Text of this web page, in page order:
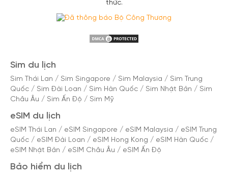
thức.
Sim du lịch
Sim Thái Lan / Sim Singapore / Sim Malaysia / Sim Trung
Quốc / Sim Đài Loan / Sim Hàn Quốc / Sim Nhật Bản / Sim
Châu Âu / Sim Ấn Độ / Sim Mỹ
eSIM du lịch
eSIM Thái Lan / eSIM Singapore / eSIM Malaysia / eSIM Trung
Quốc / eSIM Đài Loan / eSIM Hong Kong / eSIM Hàn Quốc /
eSIM Nhật Bản / eSIM Châu Âu / eSIM Ấn Độ
Bảo hiểm du lịch